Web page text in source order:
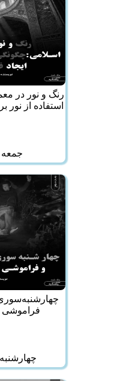
رنگ و نور در
استفاده از نور
جمعه 12 تير 1405
فراموشی
چهارشنبه 27 اسفند 1404